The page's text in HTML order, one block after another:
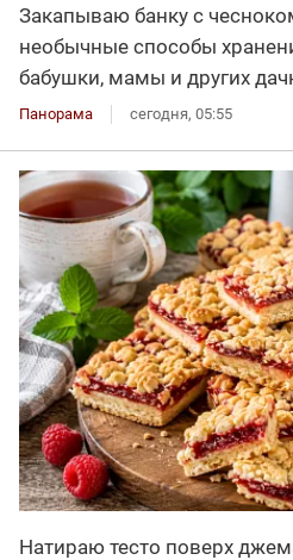
Закапываю банку с
необычные способы
бабушки, мамы и других
Панорама сегодня, 05:55
Натираю тесто поверх